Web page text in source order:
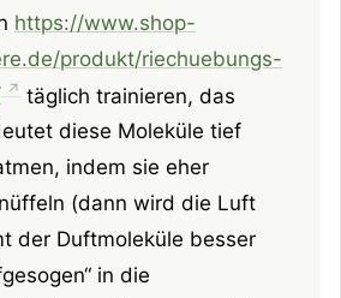
https://www.shop-
produkt/riechuebungs-
täglich trainieren, das
diese Moleküle tief
indem sie eher
(dann wird die Luft
der Duftmoleküle besser
in die